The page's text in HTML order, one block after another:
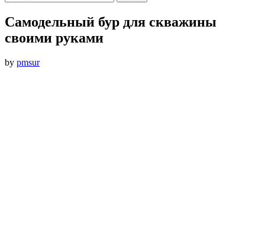
Самодельный бур для скважины
своими руками
by pmsur